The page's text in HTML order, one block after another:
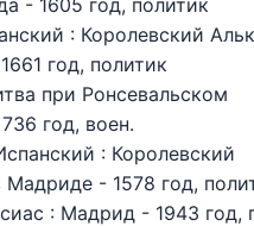
: Королевский
год, политик
при Ронсевальском
год, воен.
: Королевский
Мадриде - 1578 год,
: Мадрид - 1943 год,